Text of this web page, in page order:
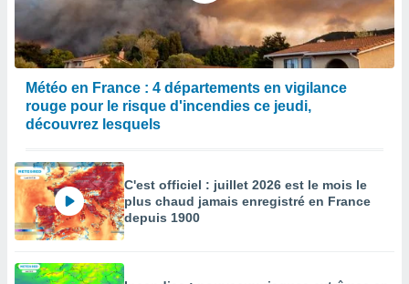
Météo en France : 4 départements en vigilance
rouge pour le risque d'incendies ce jeudi,
découvrez lesquels
C'est officiel : juillet 2026 est le mois le
plus chaud jamais enregistré en France
depuis 1900